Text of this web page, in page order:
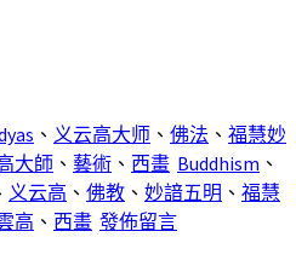
、 义云高大师 、 佛法 、 福慧妙
大師 、 藝術 、 西畫 Buddhism 、
义云高 、 佛教 、 妙諳五明 、 福慧
高 、 西畫 發佈留言